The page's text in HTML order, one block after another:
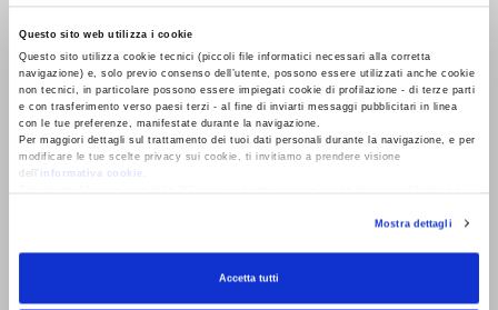
Questo sito web utilizza i cookie
Questo sito utilizza cookie tecnici (piccoli file informatici necessari alla corretta
navigazione) e, solo previo consenso dell’utente, possono essere utilizzati anche cookie
non tecnici, in particolare possono essere impiegati cookie di profilazione - di terze parti
e con trasferimento verso paesi terzi - al fine di inviarti messaggi pubblicitari in linea
con le tue preferenze, manifestate durante la navigazione.
Per maggiori dettagli sul trattamento dei tuoi dati personali durante la navigazione, e per
modificare le tue scelte privacy sui cookie, ti invitiamo a prendere visione
dell’
informativa cookie
RevocaMostra dettagli
Accetta tutti
trasformano in ossessione. Forse la verità è sempre stata lì, a
due passi da casa, nel profondo del bosco e in un mazzo di
fotografie ritrovato per caso. E il male può annidarsi nelle
viscere della piccola comunità dove nulla può rimanere
nascosto per sempre. Un thriller cupo e carico di tensione,
che riporta in vita un cold case rivisitato con finezza
anni abbiamo imparato ad apprezzare nella narrativa
Formato 140.0 x 215.0
Legatura brossura con sopraccoperta
Pagine 400
Patrizia Managò